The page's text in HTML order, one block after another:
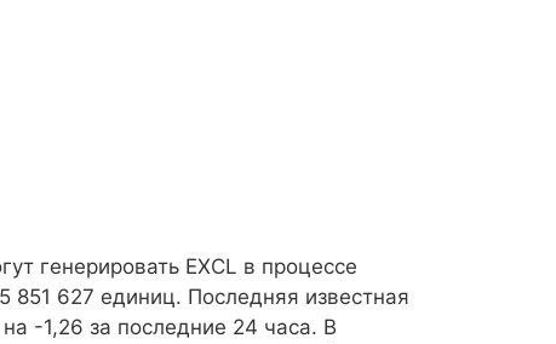
генерировать EXCL в процессе
851 627 единиц. Последняя известная
-1,26 за последние 24 часа. В